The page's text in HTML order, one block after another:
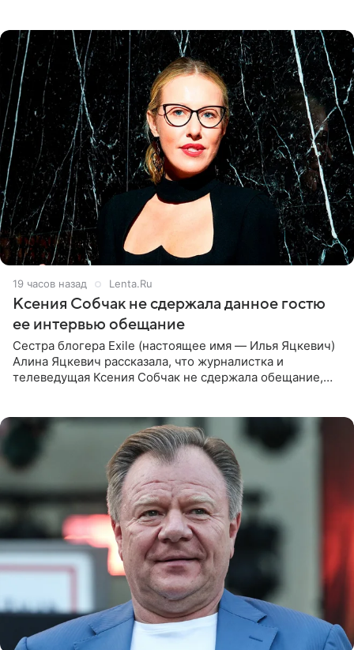
19 часов назад Lenta.Ru
Ксения Собчак не сдержала данное гостю
ее интервью обещание
Сестра блогера Exile (настоящее имя — Илья Яцкевич)
Алина Яцкевич рассказала, что журналистка и
телеведущая Ксения Собчак не сдержала обещание,